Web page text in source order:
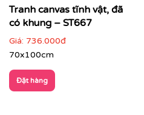
Tranh canvas tĩnh vật, đã
có khung – ST667
Giá: 736.000đ
70x100cm
Đặt hàng